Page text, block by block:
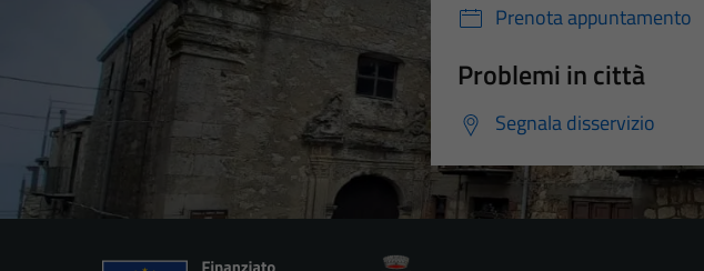
Prenota appuntamento
Problemi in città
Segnala disservizio